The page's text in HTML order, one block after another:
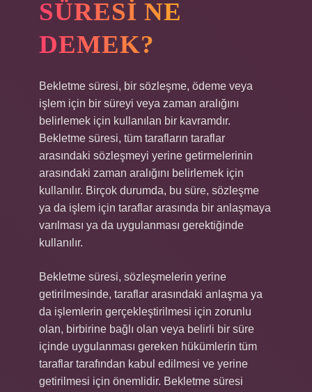
SÜRESI NE
DEMEK?
Bekletme süresi, bir sözleşme, ödeme veya
işlem için bir süreyi veya zaman aralığını
belirlemek için kullanılan bir kavramdır.
Bekletme süresi, tüm tarafların taraflar
arasındaki sözleşmeyi yerine getirmelerinin
arasındaki zaman aralığını belirlemek için
kullanılır. Birçok durumda, bu süre, sözleşme
ya da işlem için taraflar arasında bir anlaşmaya
varılması ya da uygulanması gerektiğinde
kullanılır.
Bekletme süresi, sözleşmelerin yerine
getirilmesinde, taraflar arasındaki anlaşma ya
da işlemlerin gerçekleştirilmesi için zorunlu
olan, birbirine bağlı olan veya belirli bir süre
içinde uygulanması gereken hükümlerin tüm
taraflar tarafından kabul edilmesi ve yerine
getirilmesi için önemlidir. Bekletme süresi